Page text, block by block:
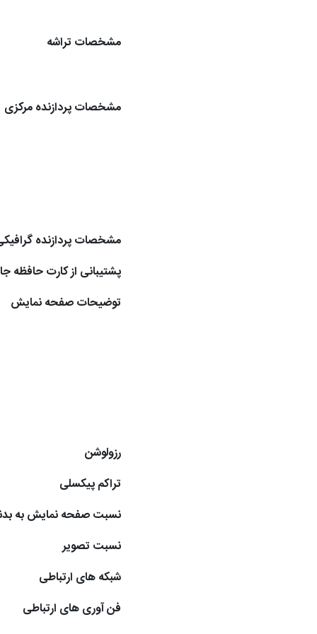
مشخصات تراشه
مشخصات پردازنده مرکزی
مشخصات پردازنده
پشتیبانی از کارت حافظه
توضیحات صفحه نمایش
رزولوشن
تراکم پیکسلی
نسبت صفحه نمایش به
نسبت تصویر
شبکه های ارتباطی
فن آوری های ارتباطی